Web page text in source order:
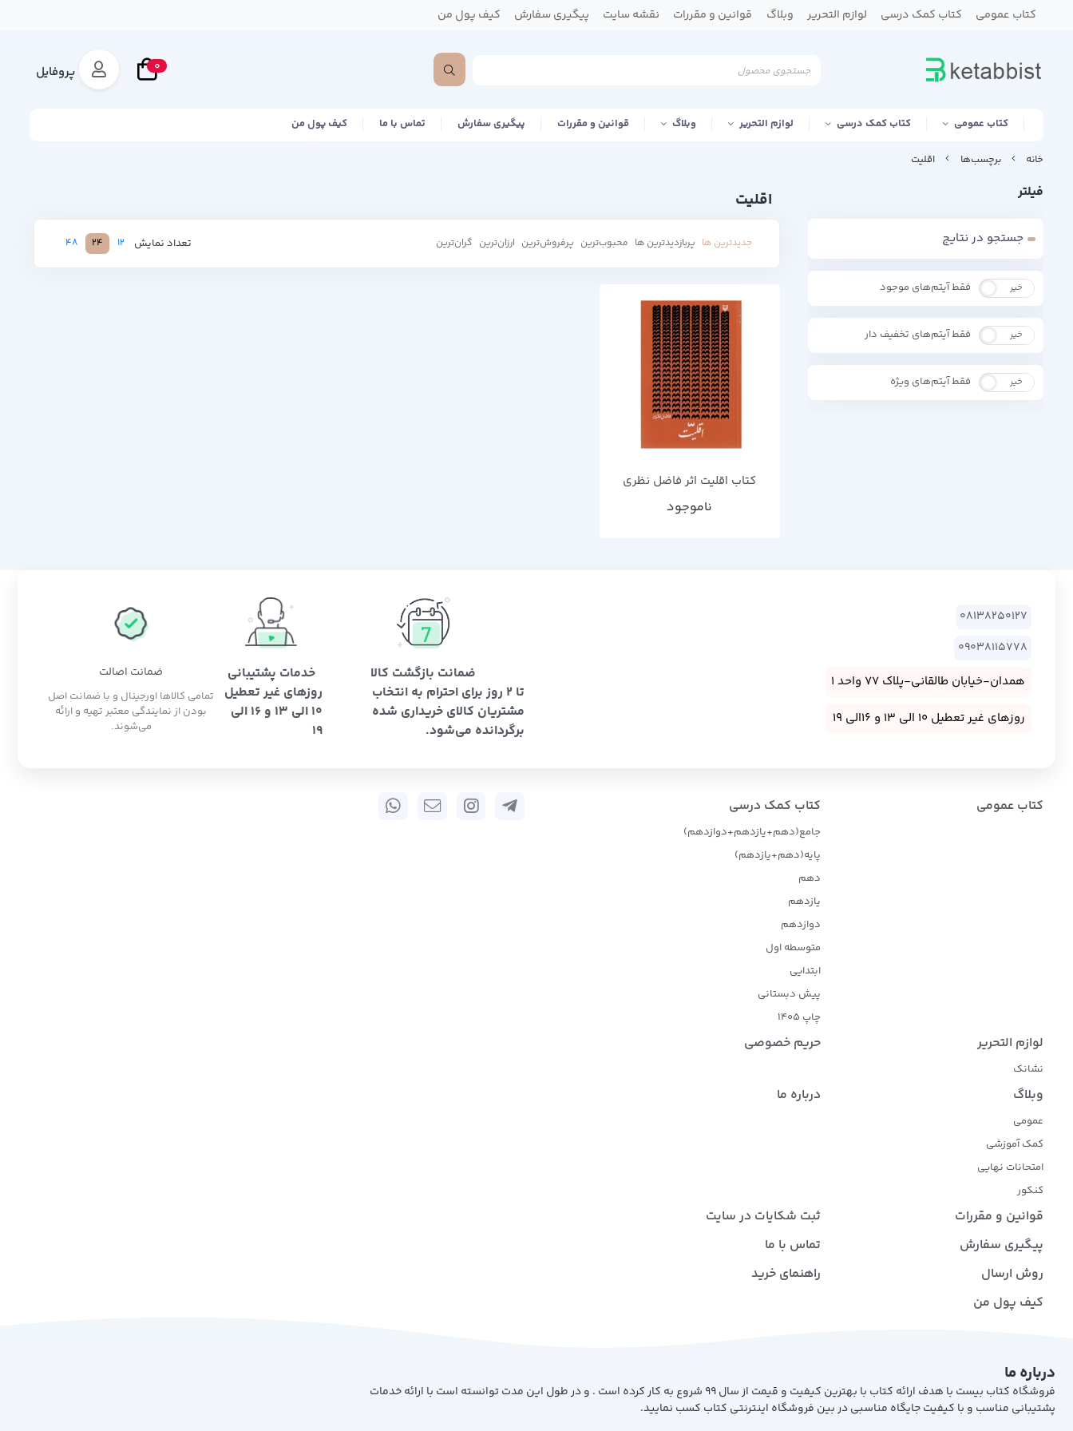
کتاب عمومی کتاب کمک درسی لوازم التحریر وبلاگ قوانین و مقررات نقشه سایت پیگیری سفارش کیف پول من
0 پروفایل
کتاب عمومی کتاب کمک درسی لوازم التحریر وبلاگ قوانین و مقررات پیگیری سفارش تماس با ما کیف پول من
خانه برچسب‌ها اقلیت
فیلتر
جستجو در نتایج
بله خیر فقط آیتم‌های موجود
بله خیر فقط آیتم‌های تخفیف دار
بله خیر فقط آیتم‌های ویژه
اقلیت
جدیدترین ها پربازدیدترین ها محبوب‌‌ترین پرفروش‌ترین ارزان‌ترین گران‌ترین تعداد نمایش 12
24
48
کتاب اقلیت اثر فاضل نظری
ناموجود
08138250127
09038115778
همدان-خیابان طالقانی-پلاک 77 واحد 1
روزهای غیر تعطیل 10 الی 13 و 16الی 19
ضمانت بازگشت کالا
تا 2 روز برای احترام به انتخاب
مشتریان کالای خریداری شده
برگردانده می‌شود.
خدمات پشتیبانی
روزهای غیر تعطیل
10 الی 13 و 16 الی
19
ضمانت اصالت
تمامی کالاها اورجینال و با ضمانت اصل
بودن از نمایندگی معتبر تهیه و ارائه
می‌شوند.
کتاب عمومی کتاب کمک درسی
جامع(دهم+یازدهم+دوازدهم)
پایه(دهم+یازدهم)
دهم
یازدهم
دوازدهم
متوسطه اول
ابتدایی
پیش دبستانی
چاپ 1405
لوازم التحریر
نشانک
حریم خصوصی
وبلاگ
عمومی
کمک آموزشی
امتحانات نهایی
کنکور
درباره ما
قوانین و مقررات
ثبت شکایات در سایت
پیگیری سفارش
تماس با ما
روش ارسال
راهنمای خرید
کیف پول من
درباره ما
فروشگاه کتاب بیست با هدف ارائه کتاب با بهترین کیفیت و قیمت از سال 99 شروع به کار کرده است . و در طول این مدت توانسته است با ارائه خدمات
پشتیبانی مناسب و با کیفیت جایگاه مناسبی در بین فروشگاه اینترنتی کتاب کسب نمایید.